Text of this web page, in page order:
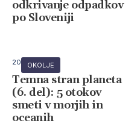
odkrivanje odpadkov
po Sloveniji
OKOLJE
20 julija, 2026
Temna stran planeta
(6. del): 5 otokov
smeti v morjih in
oceanih